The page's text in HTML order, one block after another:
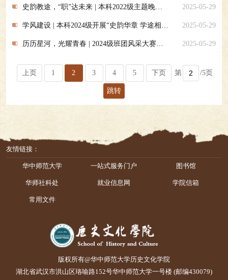
2025-05-29
2025-05-29
2025-05-29
上页 1 2 3 4 5 下页 第 /5页
跳转
友情链接：
华中师范大学 一站式服务门户 图书馆
华师社科处 就业信息网 学院信箱
常用文件
版权所有@华中师范大学历史文化学院
湖北省武汉市洪山区珞喻路152号华中师范大学一号楼 (邮编430079)